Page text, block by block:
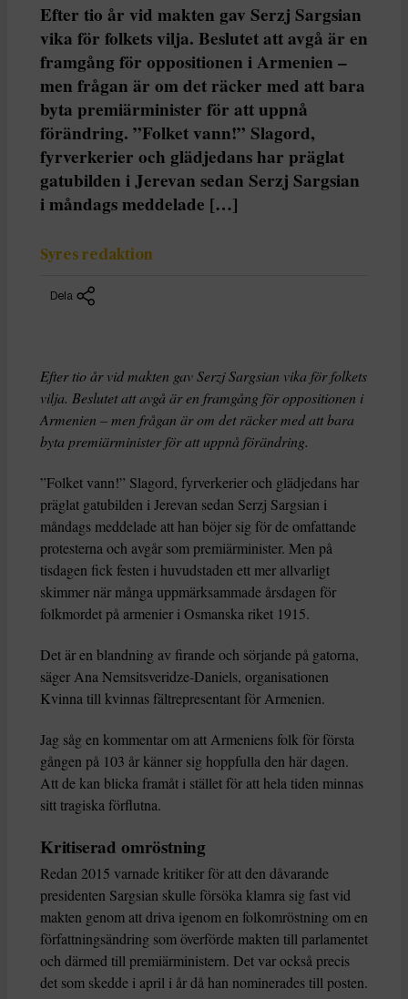
Efter tio år vid makten gav Serzj Sargsian
vika för folkets vilja. Beslutet att avgå är en
framgång för oppositionen i Armenien –
men frågan är om det räcker med att bara
byta premiärminister för att uppnå
förändring. ”Folket vann!” Slagord,
fyrverkerier och glädjedans har präglat
gatubilden i Jerevan sedan Serzj Sargsian
i måndags meddelade […]
Syres redaktion
Dela
Efter tio år vid makten gav Serzj Sargsian vika för folkets
vilja. Beslutet att avgå är en framgång för oppositionen i
Armenien – men frågan är om det räcker med att bara
byta premiärminister för att uppnå förändring.
”Folket vann!” Slagord, fyrverkerier och glädjedans har
präglat gatubilden i Jerevan sedan Serzj Sargsian i
måndags meddelade att han böjer sig för de omfattande
protesterna och avgår som premiärminister. Men på
tisdagen fick festen i huvudstaden ett mer allvarligt
skimmer när många uppmärksammade årsdagen för
folkmordet på armenier i Osmanska riket 1915.
Det är en blandning av firande och sörjande på gatorna,
säger Ana Nemsitsveridze-Daniels, organisationen
Kvinna till kvinnas fältrepresentant för Armenien.
Jag såg en kommentar om att Armeniens folk för första
gången på 103 år känner sig hoppfulla den här dagen.
Att de kan blicka framåt i stället för att hela tiden minnas
sitt tragiska förflutna.
Kritiserad omröstning
Redan 2015 varnade kritiker för att den dåvarande
presidenten Sargsian skulle försöka klamra sig fast vid
makten genom att driva igenom en folkomröstning om en
författningsändring som överförde makten till parlamentet
och därmed till premiärministern. Det var också precis
det som skedde i april i år då han nominerades till posten.